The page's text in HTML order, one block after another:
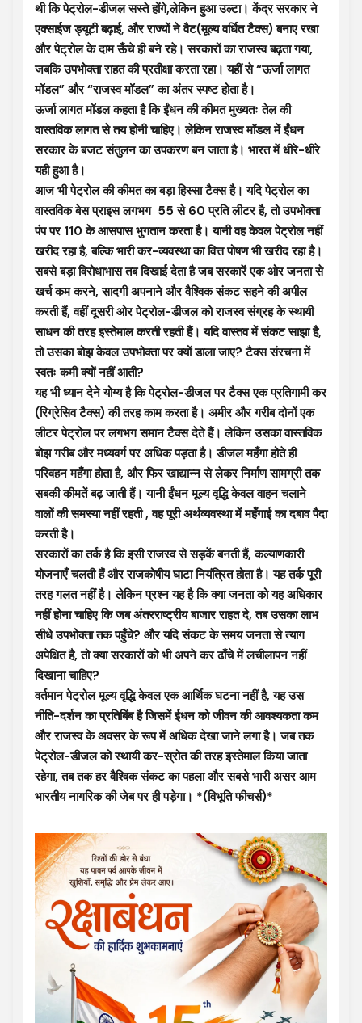
थी कि पेट्रोल-डीजल सस्ते होंगे,लेकिन हुआ उल्टा। केंद्र सरकार ने
एक्साईज ड्यूटी बढ़ाई, और राज्यों ने वैट(मूल्य वर्धित टैक्स) बनाए रखा
और पेट्रोल के दाम ऊँचे ही बने रहे। सरकारों का राजस्व बढ़ता गया,
जबकि उपभोक्ता राहत की प्रतीक्षा करता रहा। यहीं से “ऊर्जा लागत
मॉडल” और “राजस्व मॉडल” का अंतर स्पष्ट होता है।
ऊर्जा लागत मॉडल कहता है कि ईंधन की कीमत मुख्यतः तेल की
वास्तविक लागत से तय होनी चाहिए। लेकिन राजस्व मॉडल में ईंधन
सरकार के बजट संतुलन का उपकरण बन जाता है। भारत में धीरे-धीरे
यही हुआ है।
आज भी पेट्रोल की कीमत का बड़ा हिस्सा टैक्स है। यदि पेट्रोल का
वास्तविक बेस प्राइस लगभग ₹ 55 से 60 प्रति लीटर है, तो उपभोक्ता
पंप पर ₹110 के आसपास भुगतान करता है। यानी वह केवल पेट्रोल नहीं
खरीद रहा है, बल्कि भारी कर-व्यवस्था का वित्त पोषण भी खरीद रहा है।
सबसे बड़ा विरोधाभास तब दिखाई देता है जब सरकारें एक ओर जनता से
खर्च कम करने, सादगी अपनाने और वैश्विक संकट सहने की अपील
करती हैं, वहीं दूसरी ओर पेट्रोल-डीजल को राजस्व संग्रह के स्थायी
साधन की तरह इस्तेमाल करती रहती हैं। यदि वास्तव में संकट साझा है,
तो उसका बोझ केवल उपभोक्ता पर क्यों डाला जाए? टैक्स संरचना में
स्वतः कमी क्यों नहीं आती?
यह भी ध्यान देने योग्य है कि पेट्रोल-डीजल पर टैक्स एक प्रतिगामी कर
(रिग्रेसिव टैक्स) की तरह काम करता है। अमीर और गरीब दोनों एक
लीटर पेट्रोल पर लगभग समान टैक्स देते हैं। लेकिन उसका वास्तविक
बोझ गरीब और मध्यवर्ग पर अधिक पड़ता है। डीजल महँगा होते ही
परिवहन महँगा होता है, और फिर खाद्यान्न से लेकर निर्माण सामग्री तक
सबकी कीमतें बढ़ जाती हैं। यानी ईंधन मूल्य वृद्धि केवल वाहन चलाने
वालों की समस्या नहीं रहती , वह पूरी अर्थव्यवस्था में महँगाई का दबाव पैदा
करती है।
सरकारों का तर्क है कि इसी राजस्व से सड़कें बनती हैं, कल्याणकारी
योजनाएँ चलती हैं और राजकोषीय घाटा नियंत्रित होता है। यह तर्क पूरी
तरह गलत नहीं है। लेकिन प्रश्न यह है कि क्या जनता को यह अधिकार
नहीं होना चाहिए कि जब अंतरराष्ट्रीय बाजार राहत दे, तब उसका लाभ
सीधे उपभोक्ता तक पहुँचे? और यदि संकट के समय जनता से त्याग
अपेक्षित है, तो क्या सरकारों को भी अपने कर ढाँचे में लचीलापन नहीं
दिखाना चाहिए?
वर्तमान पेट्रोल मूल्य वृद्धि केवल एक आर्थिक घटना नहीं है, यह उस
नीति-दर्शन का प्रतिबिंब है जिसमें ईधन को जीवन की आवश्यकता कम
और राजस्व के अवसर के रूप में अधिक देखा जाने लगा है। जब तक
पेट्रोल-डीजल को स्थायी कर-स्रोत की तरह इस्तेमाल किया जाता
रहेगा, तब तक हर वैश्विक संकट का पहला और सबसे भारी असर आम
भारतीय नागरिक की जेब पर ही पड़ेगा। *(विभूति फीचर्स)*